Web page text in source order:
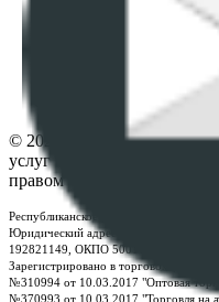
ПОЛОЖЕНИЕ О
Настройки cookie-
© 2026 Республиканское
услуг
правом
Республиканское унитарное
Юридический адрес: г. Минск, пр-т.
192821149, ОКПО 500111895000
Зарегистрировано в торговом реестре
№310994 от 10.03.2017 "Оптовая
№370993 от 10.03.2017 "Торговля на